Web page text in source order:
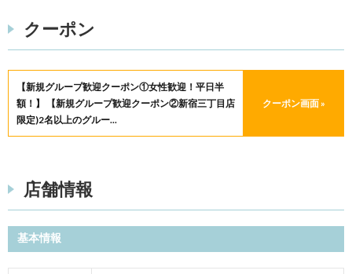
クーポン
【新規グループ歓迎クーポン①女性歓迎！平日半
額！】 【新規グループ歓迎クーポン②新宿三丁目店
限定)2名以上のグルー...
クーポン画面 »
店舗情報
基本情報